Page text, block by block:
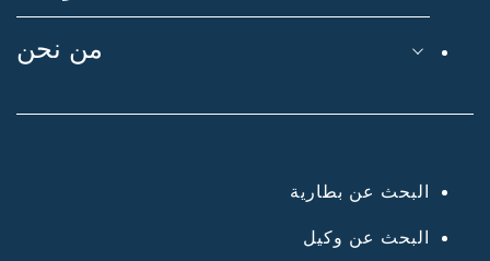
من نحن
البحث عن بطارية
البحث عن وكيل